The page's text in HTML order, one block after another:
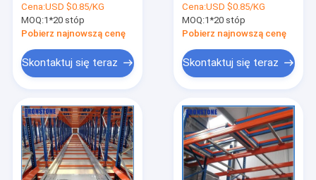
wysoce przenośnymi
i łatwymi do
rozbudowy
Cena:USD $0.85/KG
MOQ:1*20 stóp
Pobierz najnowszą cenę
Skontaktuj się teraz
regałach
magazynowych
Cena:USD $0.85/KG
MOQ:1*20 stóp
Pobierz najnowszą cenę
Skontaktuj się teraz